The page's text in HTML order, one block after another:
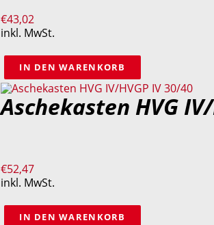
€43,02
inkl. MwSt.
IN DEN WARENKORB
Aschekasten HVG
€52,47
inkl. MwSt.
IN DEN WARENKORB